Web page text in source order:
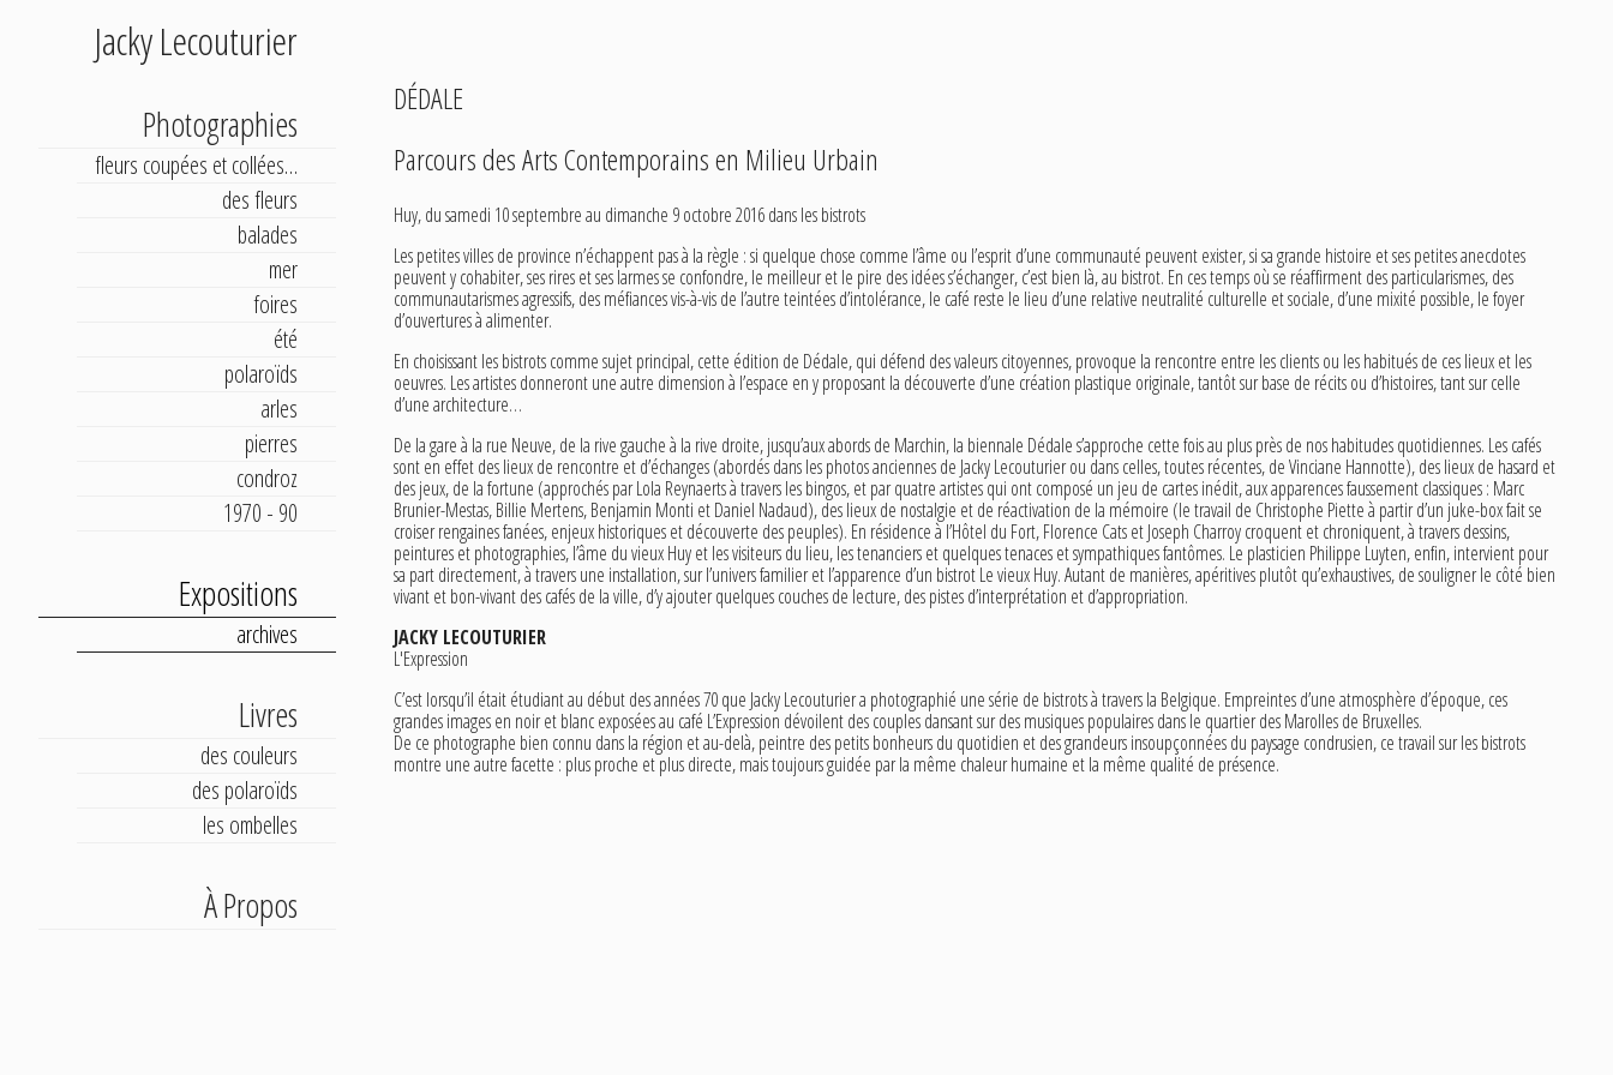
Jacky Lecouturier
Photographies
fleurs coupées et collées…
des fleurs
balades
mer
foires
été
polaroïds
arles
pierres
condroz
1970 - 90
Expositions
archives
Livres
des couleurs
des polaroïds
les ombelles
À Propos
DÉDALE
Parcours des Arts Contemporains en Milieu Urbain
Huy, du samedi 10 septembre au dimanche 9 octobre 2016 dans les bistrots
Les petites villes de province n’échappent pas à la règle : si quelque chose comme l’âme ou l’esprit d’une communauté peuvent exister, si sa grande histoire et ses petites anecdotes
peuvent y cohabiter, ses rires et ses larmes se confondre, le meilleur et le pire des idées s’échanger, c’est bien là, au bistrot. En ces temps où se réaffirment des particularismes, des
communautarismes agressifs, des méfiances vis-à-vis de l’autre teintées d’intolérance, le café reste le lieu d’une relative neutralité culturelle et sociale, d’une mixité possible, le foyer
d’ouvertures à alimenter.
En choisissant les bistrots comme sujet principal, cette édition de Dédale, qui défend des valeurs citoyennes, provoque la rencontre entre les clients ou les habitués de ces lieux et les
oeuvres. Les artistes donneront une autre dimension à l’espace en y proposant la découverte d’une création plastique originale, tantôt sur base de récits ou d’histoires, tant sur celle
d’une architecture…
De la gare à la rue Neuve, de la rive gauche à la rive droite, jusqu’aux abords de Marchin, la biennale Dédale s’approche cette fois au plus près de nos habitudes quotidiennes. Les cafés
sont en effet des lieux de rencontre et d’échanges (abordés dans les photos anciennes de Jacky Lecouturier ou dans celles, toutes récentes, de Vinciane Hannotte), des lieux de hasard et
des jeux, de la fortune (approchés par Lola Reynaerts à travers les bingos, et par quatre artistes qui ont composé un jeu de cartes inédit, aux apparences faussement classiques : Marc
Brunier-Mestas, Billie Mertens, Benjamin Monti et Daniel Nadaud), des lieux de nostalgie et de réactivation de la mémoire (le travail de Christophe Piette à partir d’un juke-box fait se
croiser rengaines fanées, enjeux historiques et découverte des peuples). En résidence à l’Hôtel du Fort, Florence Cats et Joseph Charroy croquent et chroniquent, à travers dessins,
peintures et photographies, l’âme du vieux Huy et les visiteurs du lieu, les tenanciers et quelques tenaces et sympathiques fantômes. Le plasticien Philippe Luyten, enfin, intervient pour
sa part directement, à travers une installation, sur l’univers familier et l’apparence d’un bistrot Le vieux Huy. Autant de manières, apéritives plutôt qu’exhaustives, de souligner le côté bien
vivant et bon-vivant des cafés de la ville, d’y ajouter quelques couches de lecture, des pistes d’interprétation et d’appropriation.
JACKY LECOUTURIER
L'Expression
C’est lorsqu’il était étudiant au début des années 70 que Jacky Lecouturier a photographié une série de bistrots à travers la Belgique. Empreintes d’une atmosphère d’époque, ces
grandes images en noir et blanc exposées au café L’Expression dévoilent des couples dansant sur des musiques populaires dans le quartier des Marolles de Bruxelles.
De ce photographe bien connu dans la région et au-delà, peintre des petits bonheurs du quotidien et des grandeurs insoupçonnées du paysage condrusien, ce travail sur les bistrots
montre une autre facette : plus proche et plus directe, mais toujours guidée par la même chaleur humaine et la même qualité de présence.